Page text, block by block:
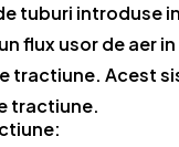
tuburi introduse
flux usor de aer
tractiune. Acest
tractiune.